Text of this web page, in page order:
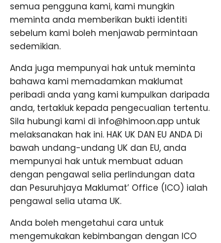
semua pengguna kami, kami mungkin
meminta anda memberikan bukti identiti
sebelum kami boleh menjawab permintaan
sedemikian.
Anda juga mempunyai hak untuk meminta
bahawa kami memadamkan maklumat
peribadi anda yang kami kumpulkan daripada
anda, tertakluk kepada pengecualian tertentu.
Sila hubungi kami di info@himoon.app untuk
melaksanakan hak ini. HAK UK DAN EU ANDA Di
bawah undang-undang UK dan EU, anda
mempunyai hak untuk membuat aduan
dengan pengawal selia perlindungan data
dan Pesuruhjaya Maklumat’ Office (ICO) ialah
pengawal selia utama UK.
Anda boleh mengetahui cara untuk
mengemukakan kebimbangan dengan ICO